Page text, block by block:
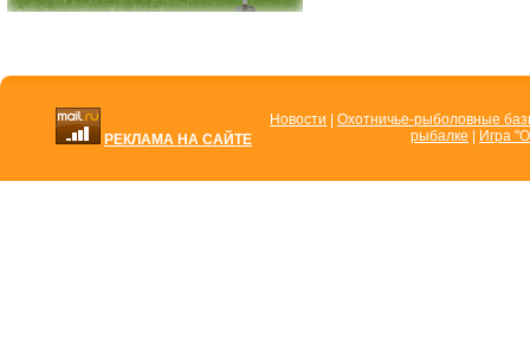
РЕКЛАМА НА САЙТЕ
Новости
Охотничье-рыболовные
рыбалке
Игра